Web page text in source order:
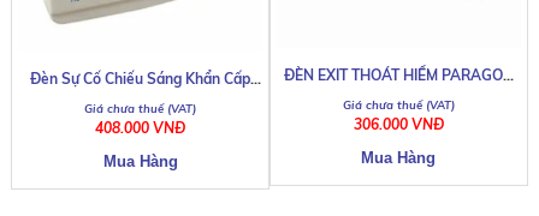
Đèn Sự Cố Chiếu Sáng Khẩn Cấp
Paragon PEMA21SW
408.000 VNĐ
ĐÈN EXIT THOÁT HIỂM PARAGON
PEXF23SC
306.000 VNĐ